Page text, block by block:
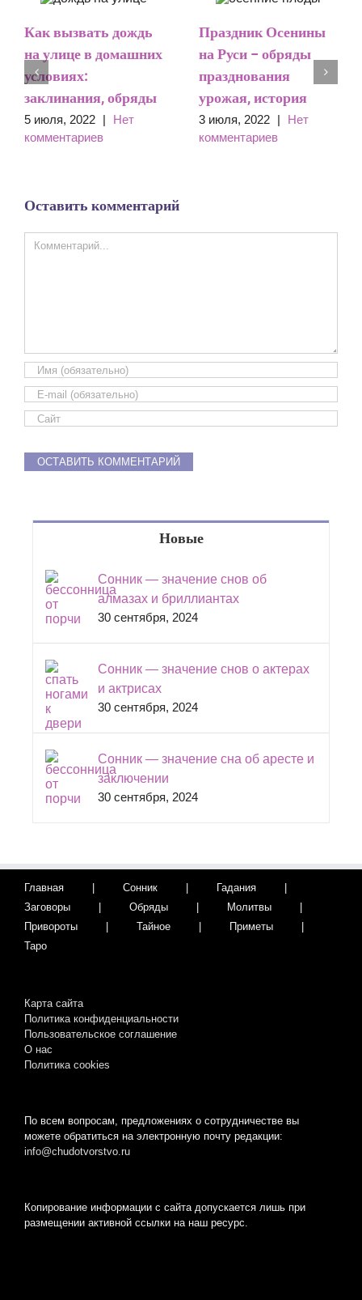
Как вызвать дождь
на улице в домашних
условиях:
заклинания, обряды
5 июля, 2022 |
Нет
комментариев
Праздник Осенины
на Руси – обряды
празднования
урожая, история
3 июля, 2022 |
Нет
комментариев
Оставить комментарий
Comment
Новые
Сонник — значение снов об
алмазах и бриллиантах
30 сентября, 2024
Сонник — значение снов о актерах
и актрисах
30 сентября, 2024
Сонник — значение сна об аресте и
заключении
30 сентября, 2024
Главная Сонник
Гадания
Заговоры
Обряды
Молитвы
Привороты
Тайное
Приметы
Таро
Карта сайта
Политика конфиденциальности
Пользовательское соглашение
О нас
Пoлитикa cookies
По всем вопросам, предложениях о сотрудничестве вы
можете обратиться на электронную почту редакции:
info@chudotvorstvo.ru
Копирование информации с сайта допускается лишь при
размещении активной ссылки на наш ресурс.